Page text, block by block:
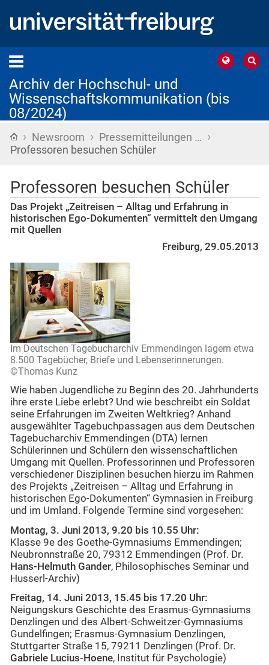
Archiv der Hochschul- und
Wissenschaftskommunikation (bis
08/2024)
Startseite
› Newsroom › Pressemitteilungen … ›
Professoren besuchen Schüler
Professoren besuchen Schüler
Das Projekt „Zeitreisen – Alltag und Erfahrung in
historischen Ego-Dokumenten“ vermittelt den Umgang
mit Quellen
Freiburg, 29.05.2013
Im Deutschen Tagebucharchiv Emmendingen lagern etwa
8.500 Tagebücher, Briefe und Lebenserinnerungen.
©Thomas Kunz
Wie haben Jugendliche zu Beginn des 20. Jahrhunderts
ihre erste Liebe erlebt? Und wie beschreibt ein Soldat
seine Erfahrungen im Zweiten Weltkrieg? Anhand
ausgewählter Tagebuchpassagen aus dem Deutschen
Tagebucharchiv Emmendingen (DTA) lernen
Schülerinnen und Schülern den wissenschaftlichen
Umgang mit Quellen. Professorinnen und Professoren
verschiedener Disziplinen besuchen hierzu im Rahmen
des Projekts „Zeitreisen – Alltag und Erfahrung in
historischen Ego-Dokumenten“ Gymnasien in Freiburg
und im Umland. Folgende Termine sind vorgesehen:
Montag, 3. Juni 2013, 9.20 bis 10.55 Uhr:
Klasse 9e des Goethe-Gymnasiums Emmendingen;
Neubronnstraße 20, 79312 Emmendingen (Prof. Dr.
Hans-Helmuth Gander, Philosophisches Seminar und
Husserl-Archiv)
Freitag, 14. Juni 2013, 15.45 bis 17.20 Uhr:
Neigungskurs Geschichte des Erasmus-Gymnasiums
Denzlingen und des Albert-Schweitzer-Gymnasiums
Gundelfingen; Erasmus-Gymnasium Denzlingen,
Stuttgarter Straße 15, 79211 Denzlingen (Prof. Dr.
Gabriele Lucius-Hoene, Institut für Psychologie)